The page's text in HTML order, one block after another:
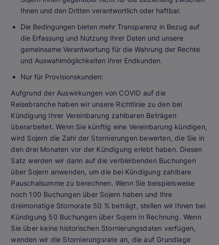
Ihnen und den Dritten verantwortlich oder haftbar.
Die Bedingungen bieten mehr Transparenz in Bezug auf
die Erfassung und Nutzung Ihrer Daten und unsere
gemeinsame Verantwortung für die Wahrung der Rechte
und Auswahlmöglichkeiten Ihrer Endkunden.
Nur für Provisionskunden:
Aufgrund der Auswirkungen von COVID auf die
Reisebranche haben wir unsere Richtlinie zu den bei
Kündigung Ihrer Vereinbarung zahlbaren Beträgen
überarbeitet. Wenn Sie künftig eine Vereinbarung kündigen,
wird Sojern die Zahl der Stornierungen bewerten, die Sie in
den drei Monaten vor der Kündigung erlebt haben. Diesen
Satz werden wir dann auf die verbleibenden Buchungen
über Sojern anwenden, um die bei Kündigung zahlbare
Pauschalsumme zu berechnen. Wenn Sie beispielsweise
noch 100 Buchungen über Sojern haben und Ihre
dreimonatige Stornorate 50 % beträgt, stellen wir Ihnen bei
Kündigung 50 Buchungen über Sojern in Rechnung. Wenn
Sie über keine historischen Stornierungsdaten verfügen,
wenden wir die Stornierungsrate an, die auf Grundlage